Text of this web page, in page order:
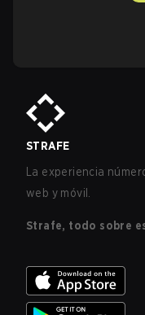
STRAFE
La experiencia
web y móvil.
Strafe, todo sobre